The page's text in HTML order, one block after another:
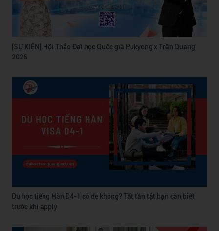
[SỰ KIỆN] Hội Thảo Đại học Quốc gia Pukyong x Trần Quang
2026
Du học tiếng Hàn D4-1 có dễ không? Tất tần tật bạn cần biết
trước khi apply